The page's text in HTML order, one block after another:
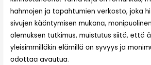
hahmojen ja tapahtumien verkosto, joka
sivujen kääntymisen mukana,
olemuksen tutkimus, muistutus siitä, että
yleisimmilläkin elämillä on syvyys ja
odottaa avautua.